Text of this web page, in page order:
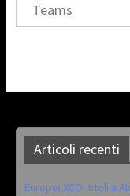
Teams
Articoli recenti
Europei XCO: titoli a